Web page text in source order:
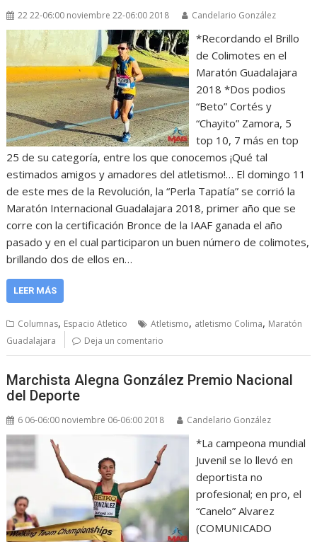
22 22-06:00 noviembre 22-06:00 2018 Candelario González
*Recordando el Brillo
de Colimotes en el
Maratón Guadalajara
2018 *Dos podios
“Beto” Cortés y
“Chayito” Zamora, 5
top 10, 7 más en top
25 de su categoría, entre los que conocemos ¡Qué tal
estimados amigos y amadores del atletismo!… El domingo 11
de este mes de la Revolución, la “Perla Tapatía” se corrió la
Maratón Internacional Guadalajara 2018, primer año que se
corre con la certificación Bronce de la IAAF ganada el año
pasado y en el cual participaron un buen número de colimotes,
brillando dos de ellos en…
LEER MÁS
Columnas, Espacio Atletico Atletismo, atletismo Colima, Maratón
Guadalajara
Deja un comentario
Marchista Alegna González Premio Nacional
del Deporte
6 06-06:00 noviembre 06-06:00 2018 Candelario González
*La campeona mundial
Juvenil se lo llevó en
deportista no
profesional; en pro, el
“Canelo” Alvarez
(COMUNICADO